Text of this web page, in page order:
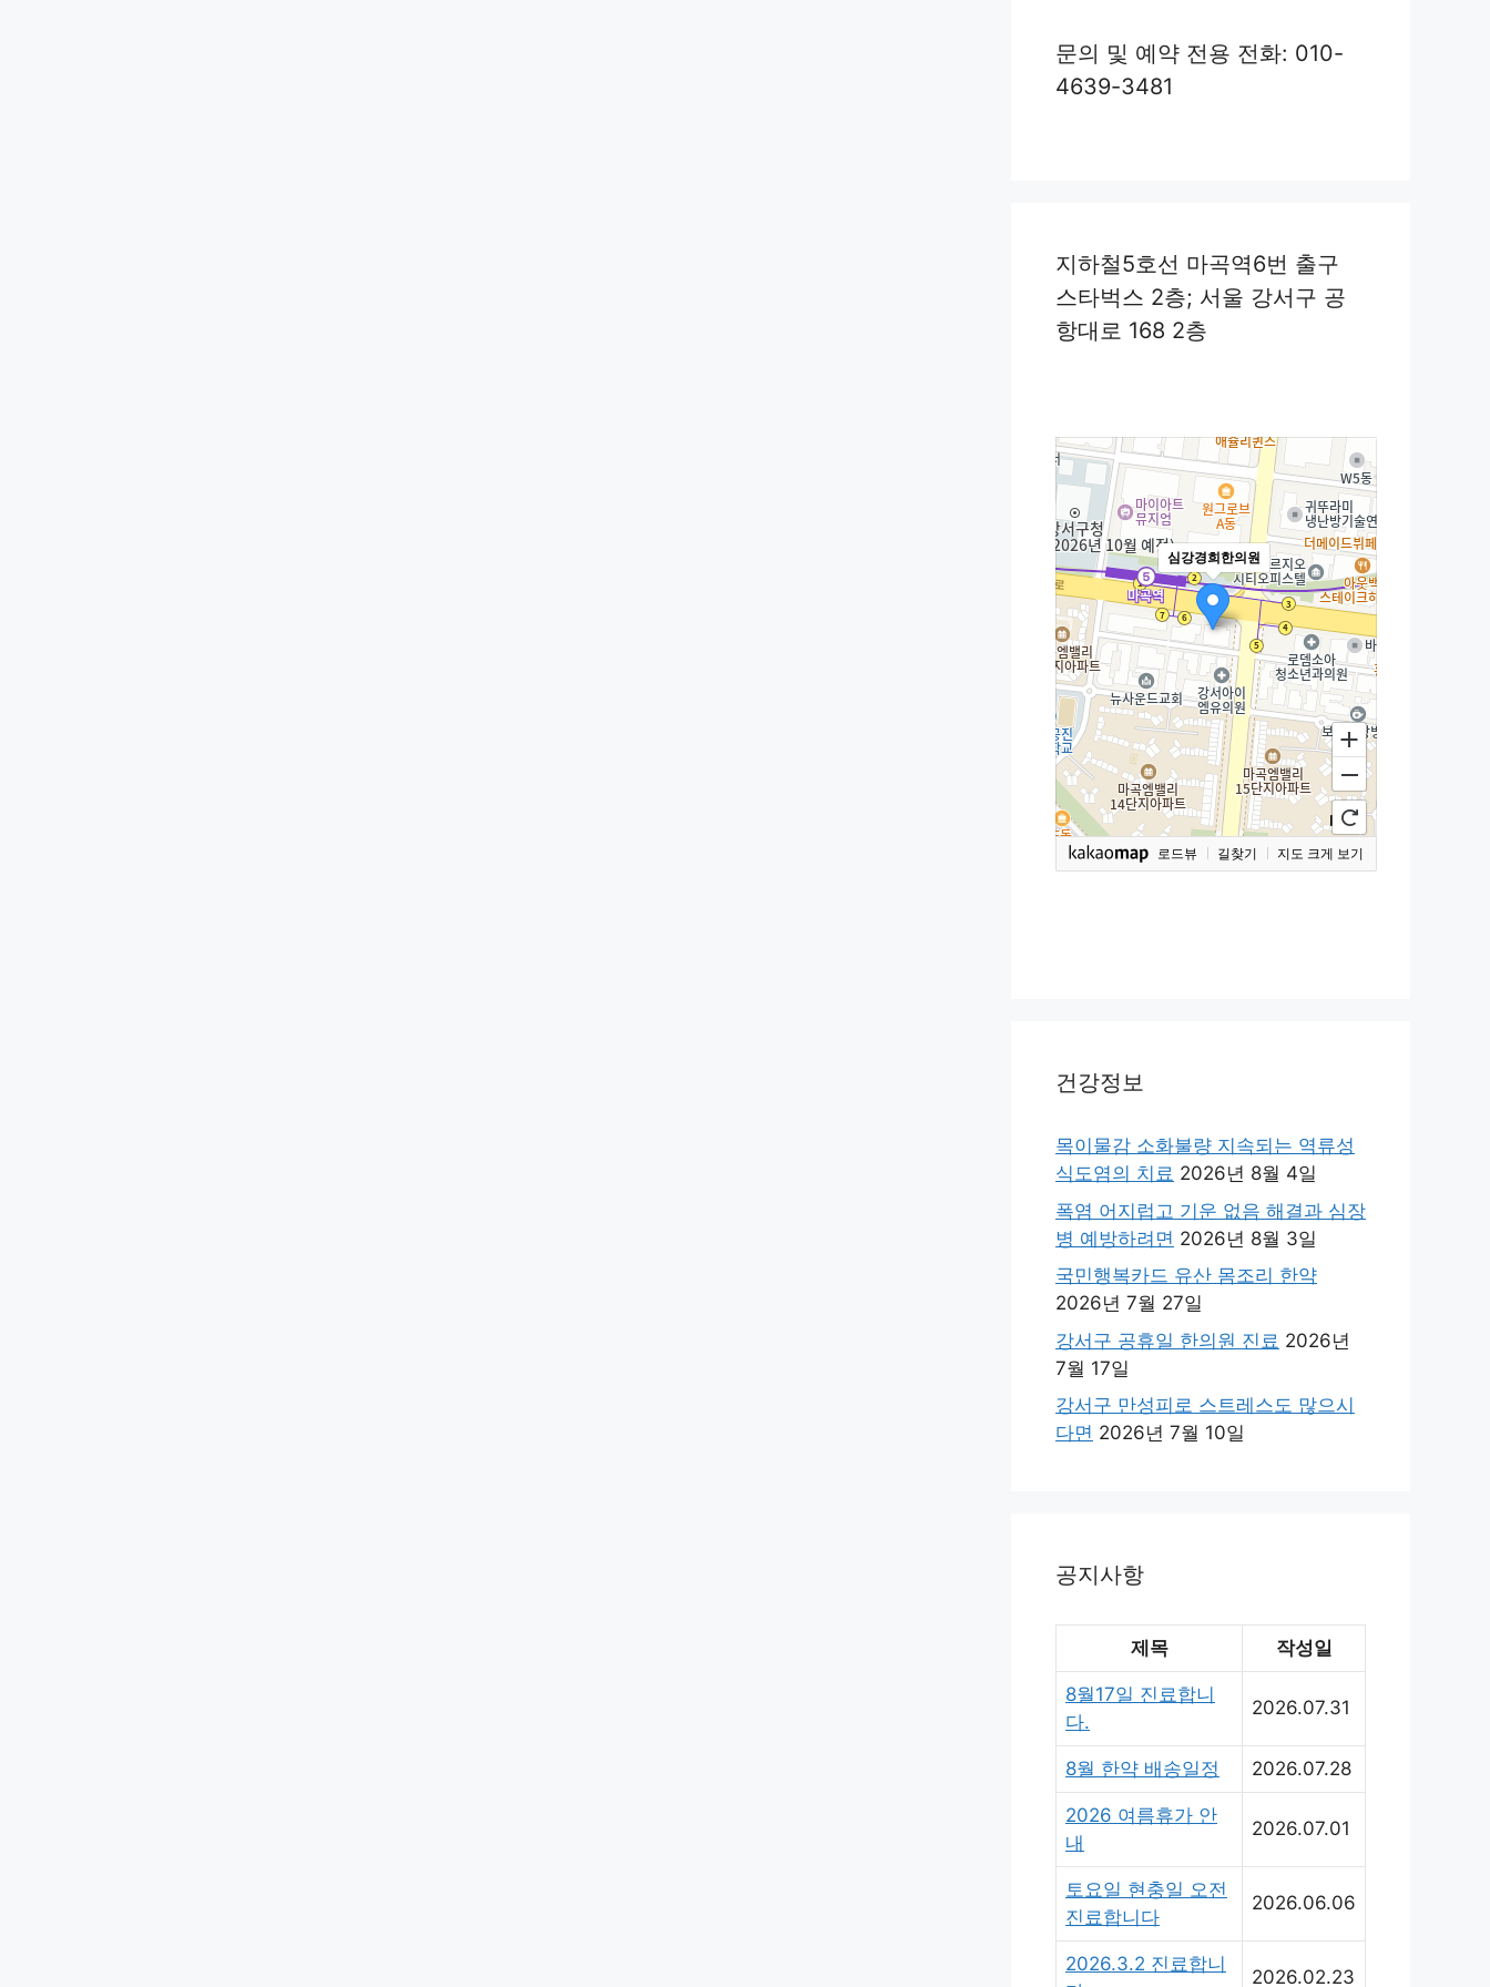
문의 및 예약 전용 전화: 010-
4639-3481
지하철5호선 마곡역6번 출구
스타벅스 2층; 서울 강서구 공
항대로 168 2층
심강경희한의원
로드뷰 길찾기 지도 크게 보기
건강정보
목이물감 소화불량 지속되는 역류성
식도염의 치료 2026년 8월 4일
폭염 어지럽고 기운 없음 해결과 심장
병 예방하려면 2026년 8월 3일
국민행복카드 유산 몸조리 한약
2026년 7월 27일
강서구 공휴일 한의원 진료 2026년
7월 17일
강서구 만성피로 스트레스도 많으시
다면 2026년 7월 10일
공지사항
제목 작성일
8월17일 진료합니
다.
2026.07.31
8월 한약 배송일정 2026.07.28
2026 여름휴가 안
내
2026.07.01
토요일 현충일 오전
진료합니다
2026.06.06
2026.3.2 진료합니
2026.02.23